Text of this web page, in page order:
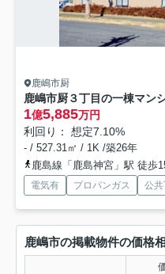
鹿嶋市厨
鹿嶋市厨３丁目の一棟マン
1億5,885万円
利回り： 想定7.10%
- / 527.31㎡ / 1K /築26年
鹿島線「鹿島神宮」駅 徒歩
電気有 プロパンガス 公
鹿嶋市の掲載物件の価格